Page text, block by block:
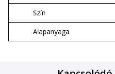
Szín
Alapanyaga